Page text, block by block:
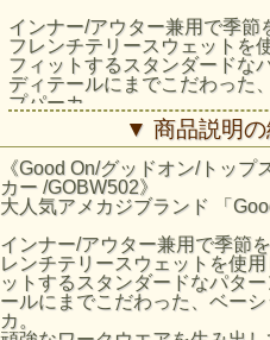
インナー/アウター兼用で季節
フレンチテリースウェットを
フィットするスタンダードな
ディテールにまでこだわった
プパーカ。
頑強なワークウエアを生み出
ンテージスウェットパーカを
味のある仕上がりとなっていま
着丈、身幅、袖丈、ともにス
脇の下にかけてのシルエット
体的にシャープでスリムにな
のパターンもやや細身になっ
にリブで切り替えを設けてい
すく、腕の上げ下げがスムー
ラフに肩の上に乗った状態で
パターンを計算してします。
▼ 商品説明
《Good On/グッドオン/トッ
カー /GOBW502》
大人気アメカジブランド 「
インナー/アウター兼用で季節
レンチテリースウェットを使
ットするスタンダードなパタ
ールにまでこだわった、ベー
カ。